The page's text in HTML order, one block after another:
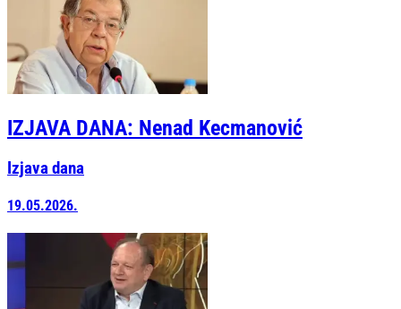
IZJAVA DANA: Nenad Kecmanović
Izjava dana
19.05.2026.